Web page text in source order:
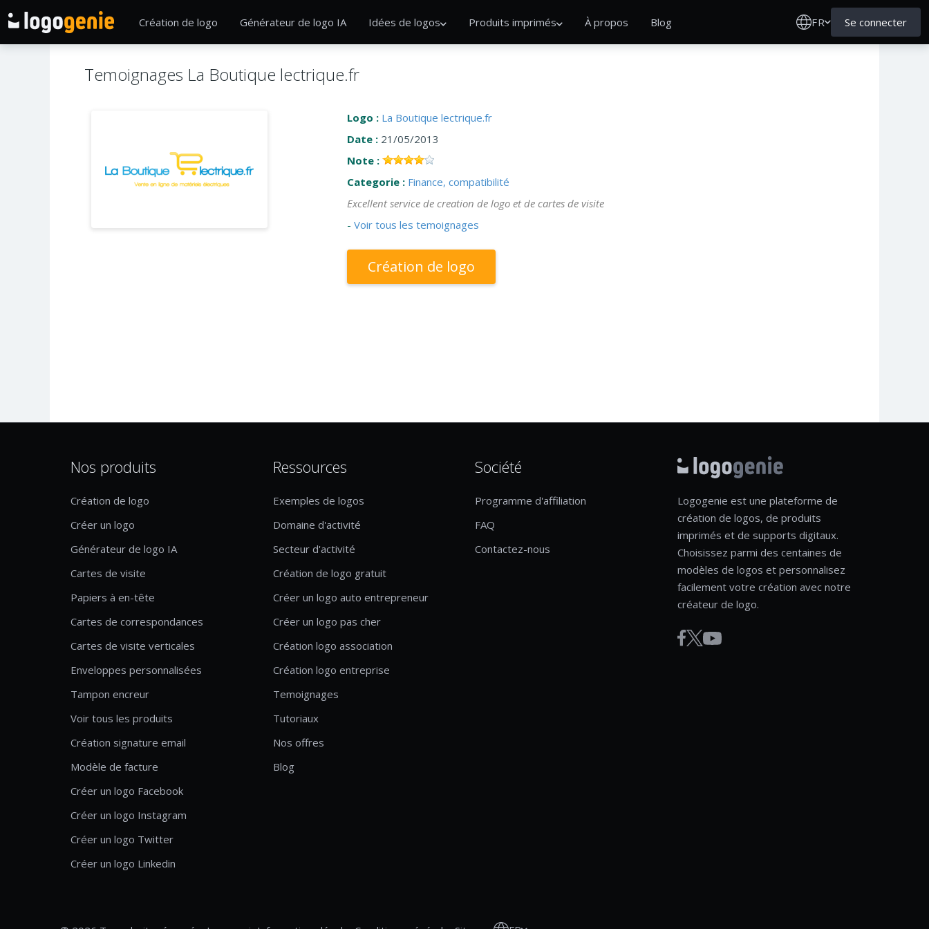
Création de logo Générateur de logo IA Idées de logos Produits imprimés À propos Blog FR Se connecter
Temoignages La Boutique lectrique.fr
Logo : La Boutique lectrique.fr
Date : 21/05/2013
Note :
Categorie : Finance, compatibilité
Excellent service de creation de logo et de cartes de visite
- Voir tous les temoignages
Création de logo
Nos produits
Création de logo
Créer un logo
Générateur de logo IA
Cartes de visite
Papiers à en-tête
Cartes de correspondances
Cartes de visite verticales
Enveloppes personnalisées
Tampon encreur
Voir tous les produits
Création signature email
Modèle de facture
Créer un logo Facebook
Créer un logo Instagram
Créer un logo Twitter
Créer un logo Linkedin
Ressources
Exemples de logos
Domaine d'activité
Secteur d'activité
Création de logo gratuit
Créer un logo auto entrepreneur
Créer un logo pas cher
Création logo association
Création logo entreprise
Temoignages
Tutoriaux
Nos offres
Blog
Société
Programme d'affiliation
FAQ
Contactez-nous
Logogenie est une plateforme de
création de logos, de produits
imprimés et de supports digitaux.
Choisissez parmi des centaines de
modèles de logos et personnalisez
facilement votre création avec notre
créateur de logo.